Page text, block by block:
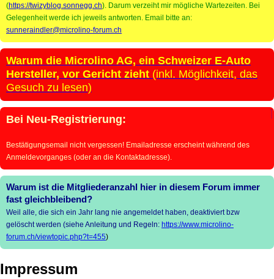
(https://twizyblog.sonnegg.ch). Darum verzeiht mir mögliche Wartezeiten. Bei
Gelegenheit werde ich jeweils antworten. Email bitte an:
sunneraindler@microlino-forum.ch
Warum die Microlino AG, ein Schweizer E-Auto
Hersteller, vor Gericht zieht (inkl. Möglichkeit, das
Gesuch zu lesen)
Bei Neu-Registrierung:
Bestätigungsemail nicht vergessen! Emailadresse erscheint während des
Anmeldevorganges (oder an die Kontaktadresse).
Warum ist die Mitgliederanzahl hier in diesem Forum immer
fast gleichbleibend?
Weil alle, die sich ein Jahr lang nie angemeldet haben, deaktiviert bzw
gelöscht werden (siehe Anleitung und Regeln: https://www.microlino-
forum.ch/viewtopic.php?t=455)
Impressum